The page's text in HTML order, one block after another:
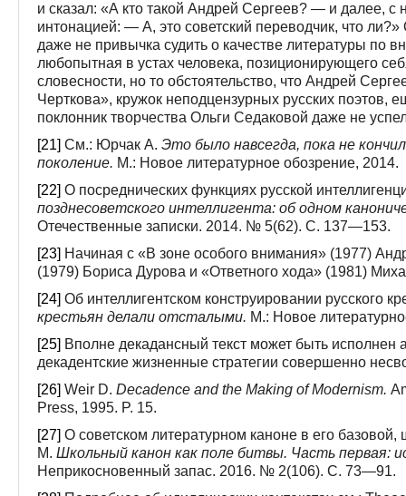
и сказал: «А кто такой Андрей Сергеев? — и далее, с
интонацией: — А, это советский переводчик, что
даже не привычка судить о качестве литературы по
любопытная в устах человека, позиционирующего
словесности, но то обстоятельство, что Андрей
Черткова», кружок неподцензурных русских поэтов,
поклонник творчества Ольги Седаковой даже не
[21] См.: Юрчак А. Это было навсегда, пока не
поколение. М.: Новое литературное обозрение, 2014.
[22] О посреднических функциях русской
позднесоветского интеллигента: об одном
Отечественные записки. 2014. № 5(62). С. 137—153.
[23] Начиная с «В зоне особого внимания» (1977)
(1979) Бориса Дурова и «Ответного хода» (1981)
[24] Об интеллигентском конструировании русского
крестьян делали отсталыми. М.: Новое
[25] Вполне декадансный текст может быть исполнен
декадентские жизненные стратегии совершенно
[26] Weir D. Decadence and the Making of Modernism.
Press, 1995. P. 15.
[27] О советском литературном каноне в его
М. Школьный канон как поле битвы. Часть первая:
Неприкосновенный запас. 2016. № 2(106). С. 73—91.